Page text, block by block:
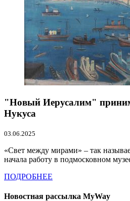
"Новый Иерусалим"
Нукуса
03.06.2025
«Свет между мирами» – так
начала работу в подмосковном
ПОДРОБНЕЕ
Новостная рассылка MyWay